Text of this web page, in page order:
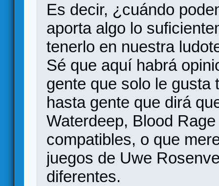
Es decir, ¿cuándo
aporta algo lo
tenerlo en nuestra
Sé que aquí habrá
gente que solo le gusta
hasta gente que dirá
Waterdeep, Blood
compatibles, o que
juegos de Uwe
diferentes.